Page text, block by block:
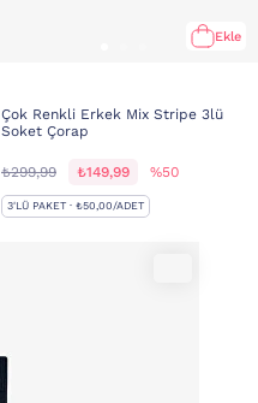
Ekle
Çok Renkli Erkek Mix Stripe 3lü
Soket Çorap
₺299,99 ₺149,99 %50
3'LÜ PAKET · ₺50,00/ADET